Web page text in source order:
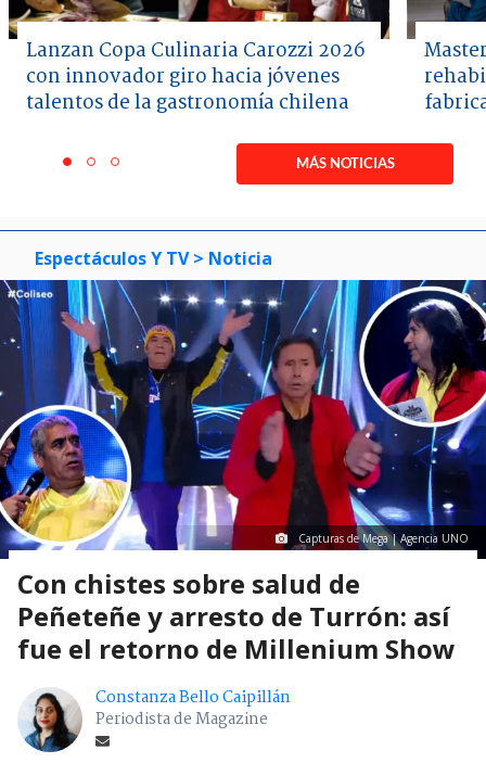
Lanzan Copa Culinaria Carozzi 2026
con innovador giro hacia jóvenes
talentos de la gastronomía chilena
itemitemitem
MÁS NOTICIAS
Espectáculos Y TV > Noticia
Capturas de Mega | Agencia UNO
Con chistes sobre salud de
Peñeteñe y arresto de Turrón: así
fue el retorno de Millenium Show
Constanza Bello Caipillán
Periodista de Magazine